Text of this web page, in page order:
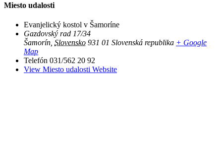
Miesto udalosti
Evanjelický kostol v Šamoríne
Gazdovský rad 17/34
Šamorín Slovensko 931 01 Slovenská republika + Google
Map
Telefón 031/562 20 92
View Miesto udalosti Website